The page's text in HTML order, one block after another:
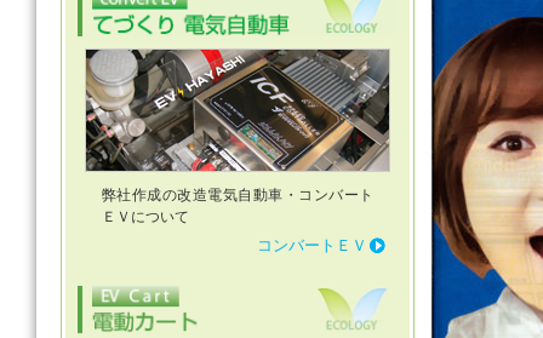
弊社作成の改造電気自動車・コンバート
ＥＶについて
コンバートＥＶ